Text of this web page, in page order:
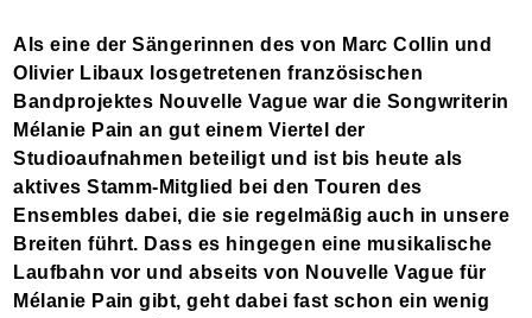
Als eine der Sängerinnen des von Marc Collin und
Olivier Libaux losgetretenen französischen
Bandprojektes Nouvelle Vague war die Songwriterin
Mélanie Pain an gut einem Viertel der
Studioaufnahmen beteiligt und ist bis heute als
aktives Stamm-Mitglied bei den Touren des
Ensembles dabei, die sie regelmäßig auch in unsere
Breiten führt. Dass es hingegen eine musikalische
Laufbahn vor und abseits von Nouvelle Vague für
Mélanie Pain gibt, geht dabei fast schon ein wenig